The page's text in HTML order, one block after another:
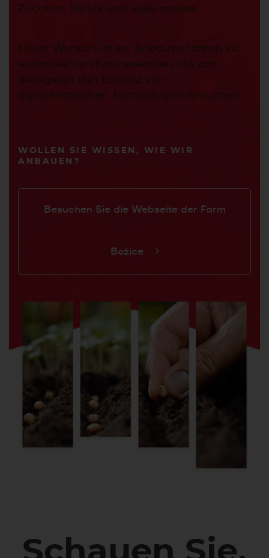
Zucchini, Kürbis und viele andere.
Unser Wunsch ist es, Anbauverfahren zu
entwickeln und anzuwenden, die am
wenigsten den Einsatz von
agrochemischen Technologien brauchen.
WOLLEN SIE WISSEN, WIE WIR
ANBAUEN?
Besuchen Sie die Webseite der Farm
Božice